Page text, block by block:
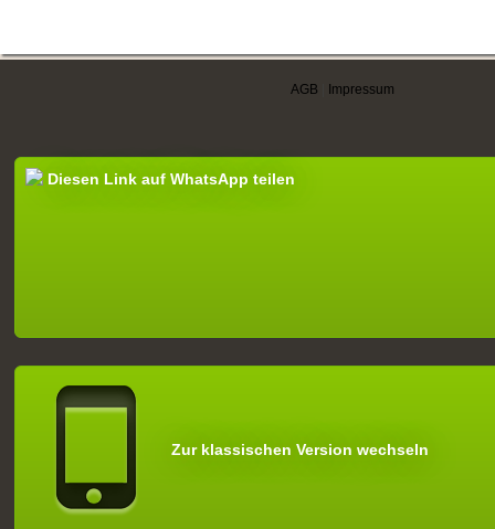
AGB Impressum
Diesen Link auf WhatsApp teilen
Zur klassischen Version wechseln